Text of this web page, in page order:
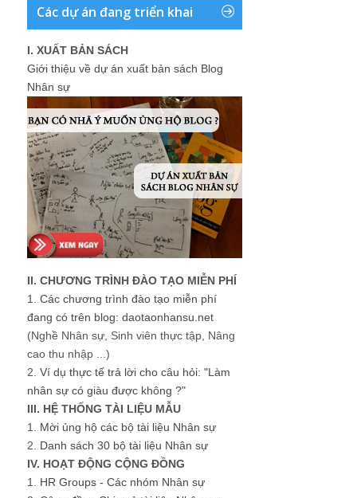
Các dự án đang triển khai
I. XUẤT BẢN SÁCH
Giới thiệu về dự án xuất bản sách Blog
Nhân sự
II. CHƯƠNG TRÌNH ĐÀO TẠO MIỄN PHÍ
1. Các chương trình đào tạo miễn phí
đang có trên blog: daotaonhansu.net
(Nghề Nhân sự, Sinh viên thực tập, Nâng
cao thu nhập ...)
2. Ví dụ thực tế trả lời cho câu hỏi: "Làm
nhân sự có giàu được không ?"
III. HỆ THỐNG TÀI LIỆU MẪU
1. Mời ủng hộ các bộ tài liệu Nhân sự
2. Danh sách 30 bộ tài liệu Nhân sự
IV. HOẠT ĐỘNG CỘNG ĐỒNG
1. HR Groups - Các nhóm Nhân sự